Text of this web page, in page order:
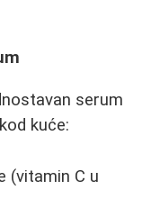
serum
kuće:
(vitamin C u